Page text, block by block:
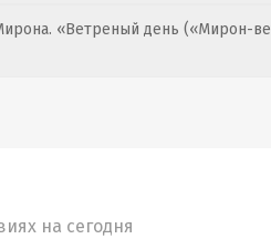
«Ветреный день («Мирон-
на сегодня